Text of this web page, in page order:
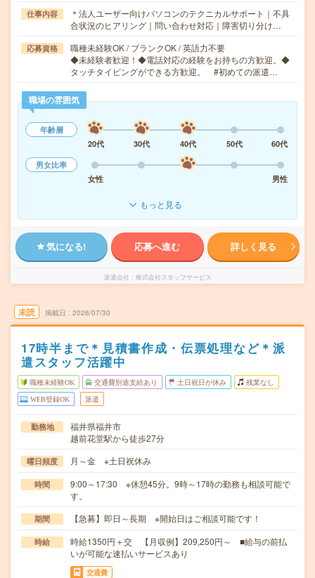
仕事内容
＊法人ユーザー向けパソコンのテクニカルサポート｜不具
合状況のヒアリング｜問い合わせ対応｜障害切り分け…
応募資格
職種未経験OK / ブランクOK / 英語力不要
◆未経験者歓迎！◆電話対応の経験をお持ちの方歓迎。◆
タッチタイピングができる方歓迎。 #初めての派遣…
職場の雰囲気
年齢層
20代
30代 40代 50代
60代
男女比率
女性
男性
もっと見る
気になる! 応募へ進む 詳しく見る
派遣会社 株式会社スタッフサービス
未読 掲載日 2026/07/30
17時半まで＊見積書作成・伝票処理など＊派
遣スタッフ活躍中
職種未経験OK 交通費別途支給あり 土日祝日が休み 残業なし
WEB登録OK 派遣
勤務地
福井県福井市
越前花堂駅から徒歩27分
曜日頻度 月～金 ※土日祝休み
時間
9:00～17:30 ※休憩45分。9時～17時の勤務も相談可能で
す。
期間 【急募】即日～長期 ※開始日はご相談可能です！
時給
時給1350円＋交 【月収例】209,250円～ ■給与の前払
いが可能な速払いサービスあり
交通費